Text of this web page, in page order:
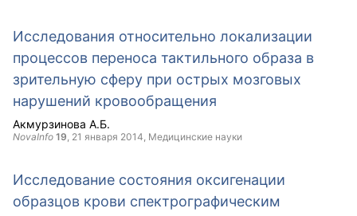
Исследования относительно локализации
процессов переноса тактильного образа в
зрительную сферу при острых мозговых
нарушений кровообращения
Акмурзинова А.Б.
NovaInfo 19, 21 января 2014, Медицинские науки
Исследование состояния оксигенации
образцов крови спектрографическим